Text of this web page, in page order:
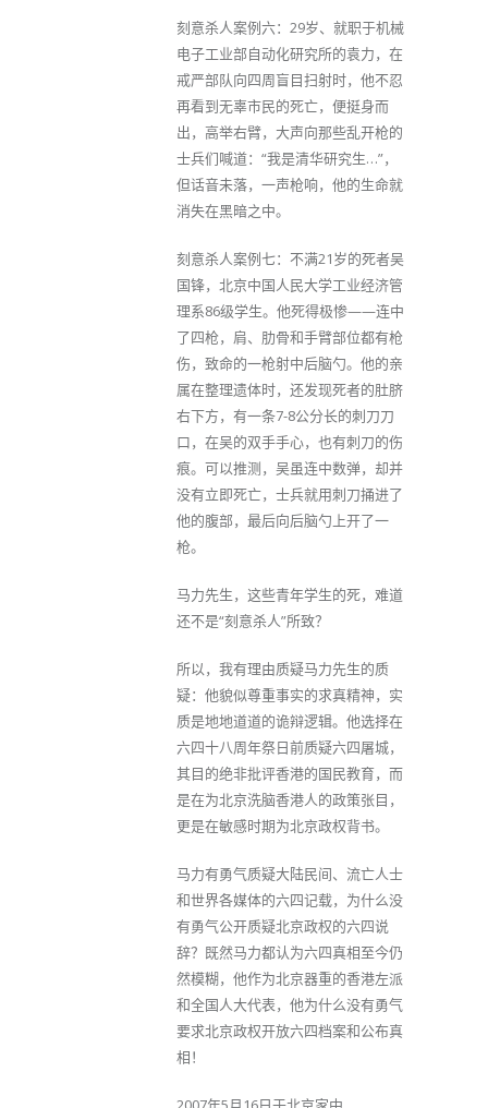
刻意杀人案例六：29岁、就职于机械
电子工业部自动化研究所的袁力，在
戒严部队向四周盲目扫射时，他不忍
再看到无辜市民的死亡，便挺身而
出，高举右臂，大声向那些乱开枪的
士兵们喊道：“我是清华研究生…”，
但话音未落，一声枪响，他的生命就
消失在黑暗之中。
刻意杀人案例七：不满21岁的死者吴
国锋，北京中国人民大学工业经济管
理系86级学生。他死得极惨——连中
了四枪，肩、肋骨和手臂部位都有枪
伤，致命的一枪射中后脑勺。他的亲
属在整理遗体时，还发现死者的肚脐
右下方，有一条7-8公分长的刺刀刀
口，在吴的双手手心，也有刺刀的伤
痕。可以推测，吴虽连中数弹，却并
没有立即死亡，士兵就用刺刀捅进了
他的腹部，最后向后脑勺上开了一
枪。
马力先生，这些青年学生的死，难道
还不是“刻意杀人”所致？
所以，我有理由质疑马力先生的质
疑：他貌似尊重事实的求真精神，实
质是地地道道的诡辩逻辑。他选择在
六四十八周年祭日前质疑六四屠城，
其目的绝非批评香港的国民教育，而
是在为北京洗脑香港人的政策张目，
更是在敏感时期为北京政权背书。
马力有勇气质疑大陆民间、流亡人士
和世界各媒体的六四记载，为什么没
有勇气公开质疑北京政权的六四说
辞？既然马力都认为六四真相至今仍
然模糊，他作为北京器重的香港左派
和全国人大代表，他为什么没有勇气
要求北京政权开放六四档案和公布真
相！